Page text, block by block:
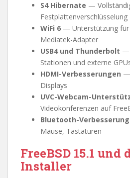
S4 Hibernate —
Festplattenverschlüsselung
WiFi 6 — Unterstützung für
Mediatek-Adapter
USB4 und Thunderbolt —
Stationen und externe
HDMI-Verbesserungen —
Displays
UVC-Webcam-
Videokonferenzen auf
Bluetooth-
Mäuse, Tastaturen
FreeBSD 15.1 und
Installer